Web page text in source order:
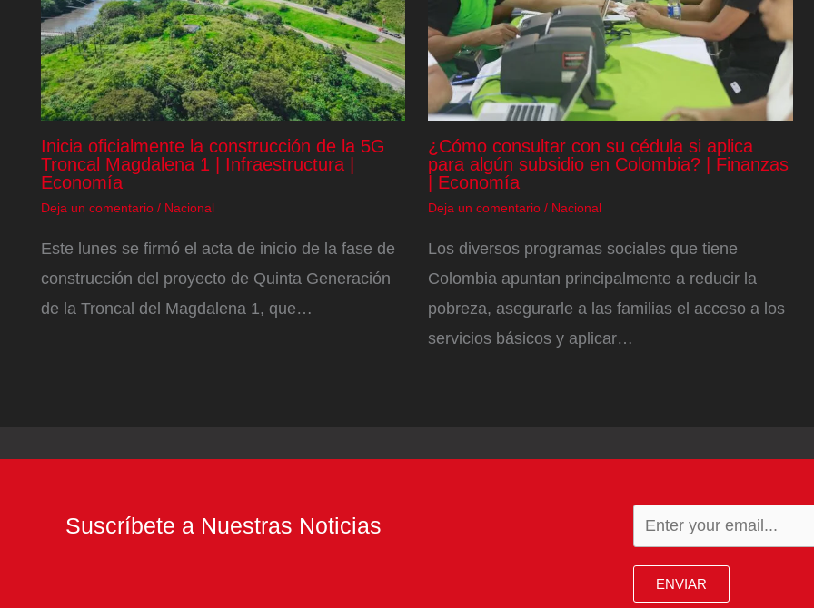
Inicia oficialmente la construcción de la 5G
Troncal Magdalena 1 | Infraestructura |
Economía
Deja un comentario / Nacional
Este lunes se firmó el acta de inicio de la fase de
construcción del proyecto de Quinta Generación
de la Troncal del Magdalena 1, que…
¿Cómo consultar con su cédula si aplica
para algún subsidio en Colombia? | Finanzas
| Economía
Deja un comentario / Nacional
Los diversos programas sociales que tiene
Colombia apuntan principalmente a reducir la
pobreza, asegurarle a las familias el acceso a los
servicios básicos y aplicar…
Suscríbete a Nuestras Noticias
ENVIAR